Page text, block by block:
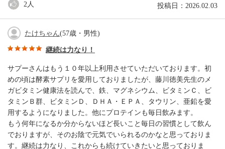
投稿日：2026.02.03
2人
たけちゃん(57歳・男性)
継続は力なり！
サプーさんはもう１０年以上利用させていただいております。初
めの頃は酵素サプリを愛用しておりましたが、藤川徳美先生のメ
ガビタミン健康法を読んで、鉄、マグネシウム、ビタミンＣ、ビ
タミンＢ群、ビタミンＤ、ＤＨＡ・ＥＰＡ、タウリン、亜鉛を愛
用するようになりました。他にプロテインも毎日飲みます。
もう何年になるか分からないほど長いこと毎日の習慣として飲ん
でおりますが、そのお陰で元気でいられるのかなと思っておりま
す。継続は力なり、これからも続けていきたいと思っておりま